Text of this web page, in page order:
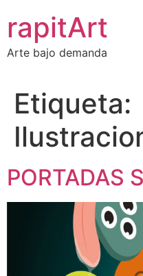
contenido
rapitArt
Arte bajo demanda
Etiqueta:
PORTADAS